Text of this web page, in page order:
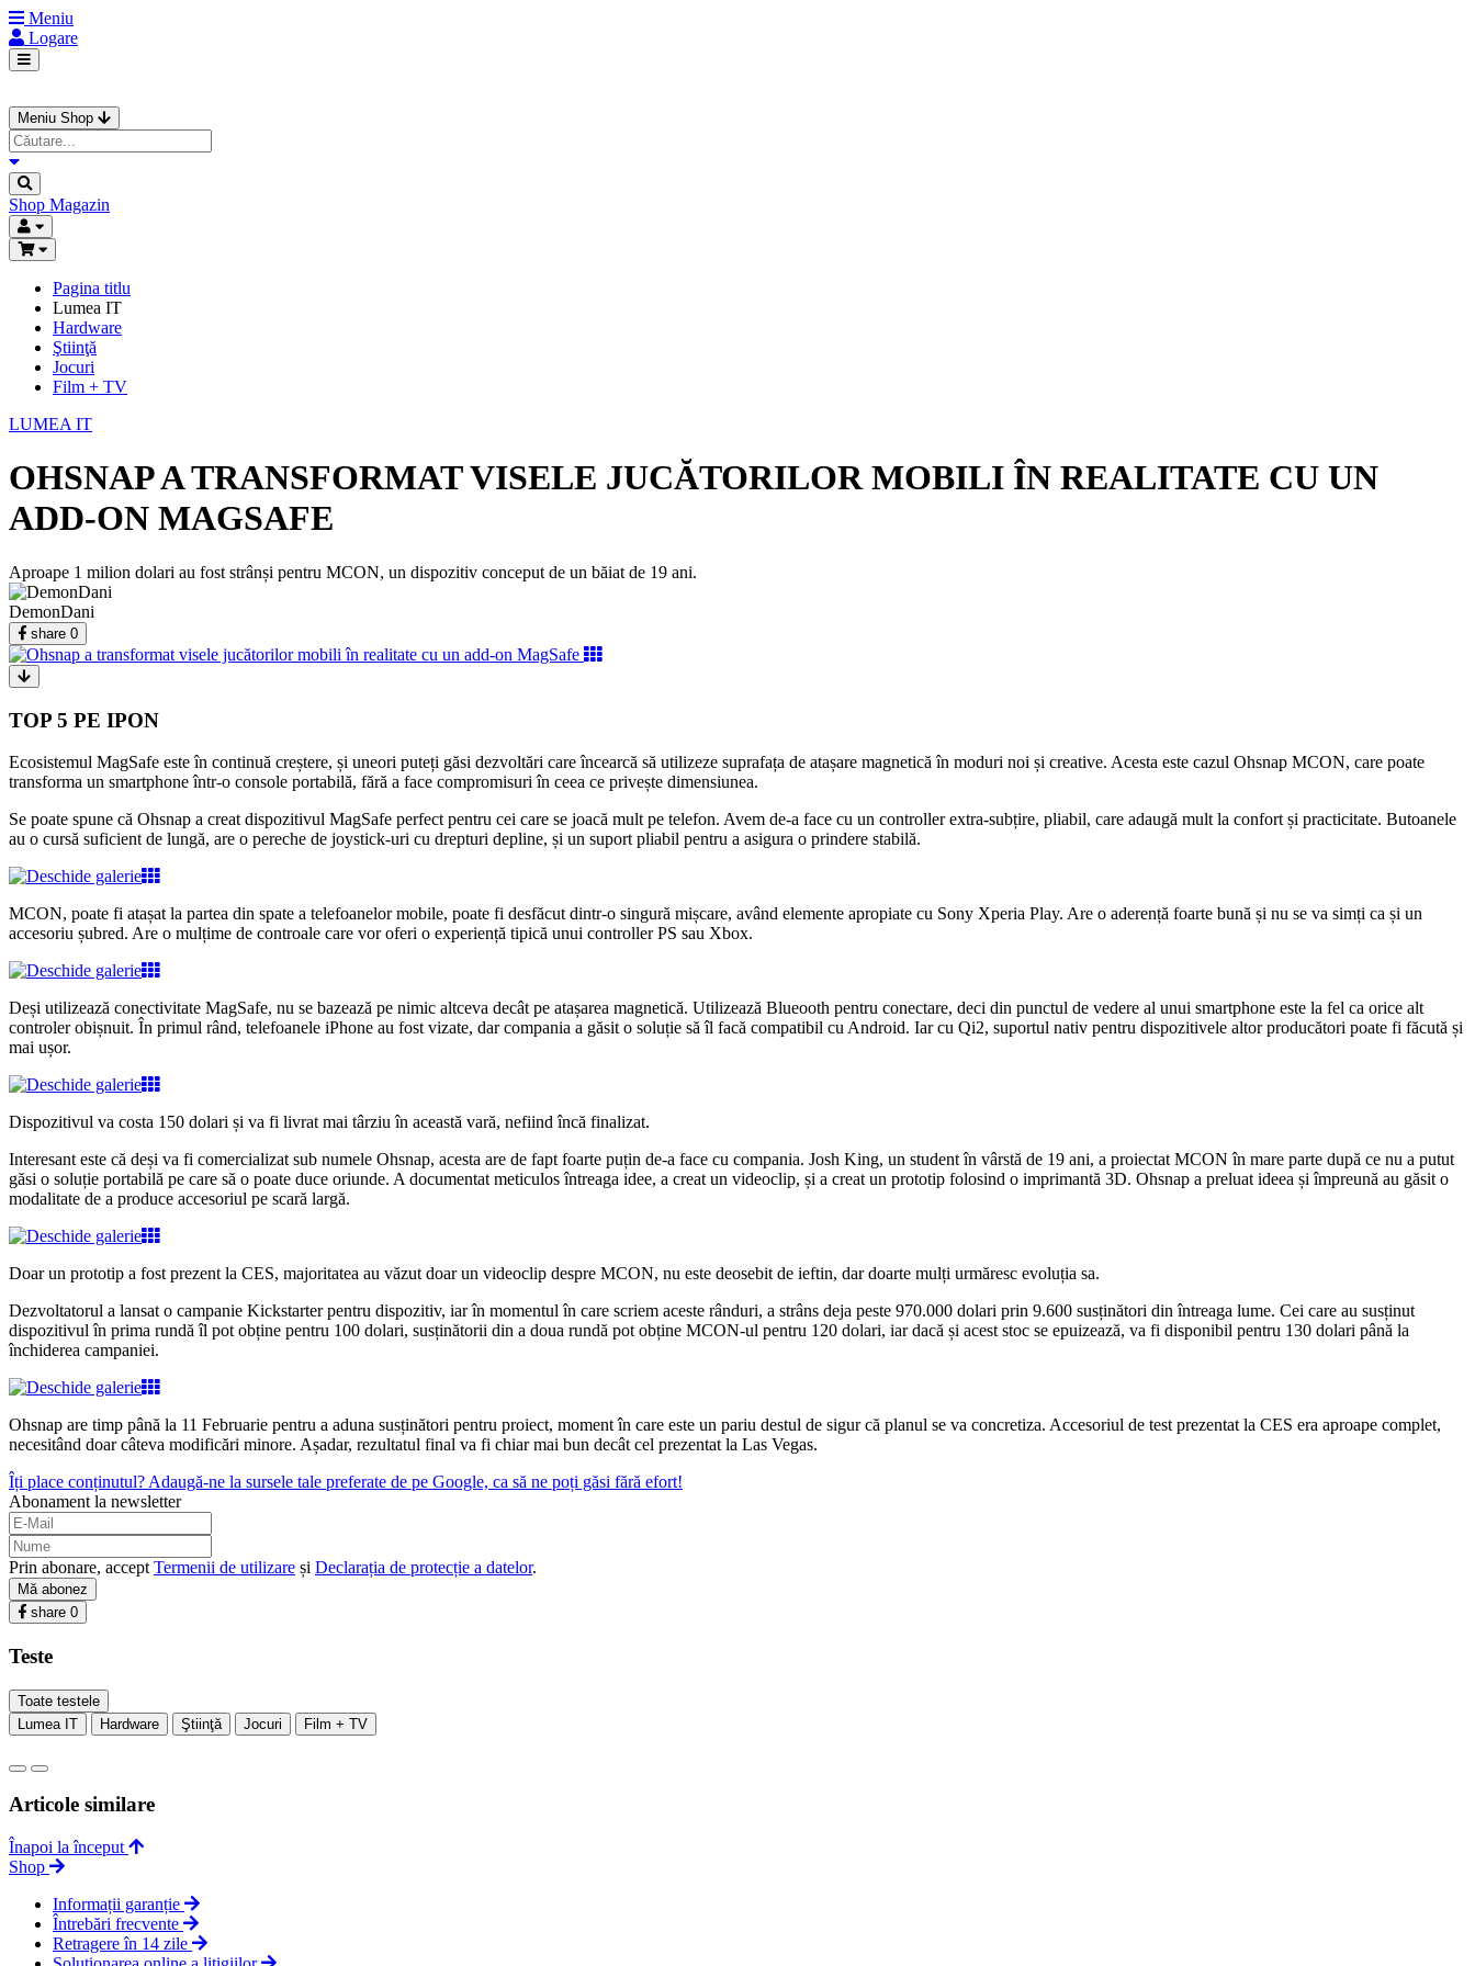
Meniu
Logare
Meniu Shop
Shop Magazin
Pagina titlu
Lumea IT
Hardware
Ştiinţă
Jocuri
Film + TV
LUMEA IT
OHSNAP A TRANSFORMAT VISELE JUCĂTORILOR MOBILI ÎN REALITATE CU UN
ADD-ON MAGSAFE
Aproape 1 milion dolari au fost strânși pentru MCON, un dispozitiv conceput de un băiat de 19 ani.
DemonDani
share 0
TOP 5 PE IPON
Ecosistemul MagSafe este în continuă creștere, și uneori puteți găsi dezvoltări care încearcă să utilizeze suprafața de atașare magnetică în moduri noi și creative. Acesta este cazul Ohsnap MCON, care poate
transforma un smartphone într-o console portabilă, fără a face compromisuri în ceea ce privește dimensiunea.
Se poate spune că Ohsnap a creat dispozitivul MagSafe perfect pentru cei care se joacă mult pe telefon. Avem de-a face cu un controller extra-subțire, pliabil, care adaugă mult la confort și practicitate. Butoanele
au o cursă suficient de lungă, are o pereche de joystick-uri cu drepturi depline, și un suport pliabil pentru a asigura o prindere stabilă.
MCON, poate fi atașat la partea din spate a telefoanelor mobile, poate fi desfăcut dintr-o singură mișcare, având elemente apropiate cu Sony Xperia Play. Are o aderență foarte bună și nu se va simți ca și un
accesoriu șubred. Are o mulțime de controale care vor oferi o experiență tipică unui controller PS sau Xbox.
Deși utilizează conectivitate MagSafe, nu se bazează pe nimic altceva decât pe atașarea magnetică. Utilizează Blueooth pentru conectare, deci din punctul de vedere al unui smartphone este la fel ca orice alt
controler obișnuit. În primul rând, telefoanele iPhone au fost vizate, dar compania a găsit o soluție să îl facă compatibil cu Android. Iar cu Qi2, suportul nativ pentru dispozitivele altor producători poate fi făcută și
mai ușor.
Dispozitivul va costa 150 dolari și va fi livrat mai târziu în această vară, nefiind încă finalizat.
Interesant este că deși va fi comercializat sub numele Ohsnap, acesta are de fapt foarte puțin de-a face cu compania. Josh King, un student în vârstă de 19 ani, a proiectat MCON în mare parte după ce nu a putut
găsi o soluție portabilă pe care să o poate duce oriunde. A documentat meticulos întreaga idee, a creat un videoclip, și a creat un prototip folosind o imprimantă 3D. Ohsnap a preluat ideea și împreună au găsit o
modalitate de a produce accesoriul pe scară largă.
Doar un prototip a fost prezent la CES, majoritatea au văzut doar un videoclip despre MCON, nu este deosebit de ieftin, dar doarte mulți urmăresc evoluția sa.
Dezvoltatorul a lansat o campanie Kickstarter pentru dispozitiv, iar în momentul în care scriem aceste rânduri, a strâns deja peste 970.000 dolari prin 9.600 susținători din întreaga lume. Cei care au susținut
dispozitivul în prima rundă îl pot obține pentru 100 dolari, susținătorii din a doua rundă pot obține MCON-ul pentru 120 dolari, iar dacă și acest stoc se epuizează, va fi disponibil pentru 130 dolari până la
închiderea campaniei.
Ohsnap are timp până la 11 Februarie pentru a aduna susținători pentru proiect, moment în care este un pariu destul de sigur că planul se va concretiza. Accesoriul de test prezentat la CES era aproape complet,
necesitând doar câteva modificări minore. Așadar, rezultatul final va fi chiar mai bun decât cel prezentat la Las Vegas.
Îți place conținutul? Adaugă-ne la sursele tale preferate de pe Google, ca să ne poți găsi fără efort!
Abonament la newsletter
Prin abonare, accept Termenii de utilizare și Declarația de protecție a datelor.
Mă abonez
share 0
Teste
Toate testele
Lumea IT
Hardware Ştiinţă Jocuri Film + TV
Articole similare
Înapoi la început
Shop
Informații garanție
Întrebări frecvente
Retragere în 14 zile